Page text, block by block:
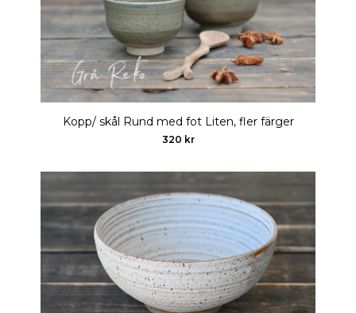
Kopp/ skål Rund med fot Liten, fler färger
320 kr